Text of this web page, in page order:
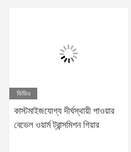
ভিডিও
কাস্টমাইজযোগ্য দীর্ঘস্থায়ী পাওয়ার
বেভেল ওয়ার্ম ট্রান্সমিশন গিয়ার